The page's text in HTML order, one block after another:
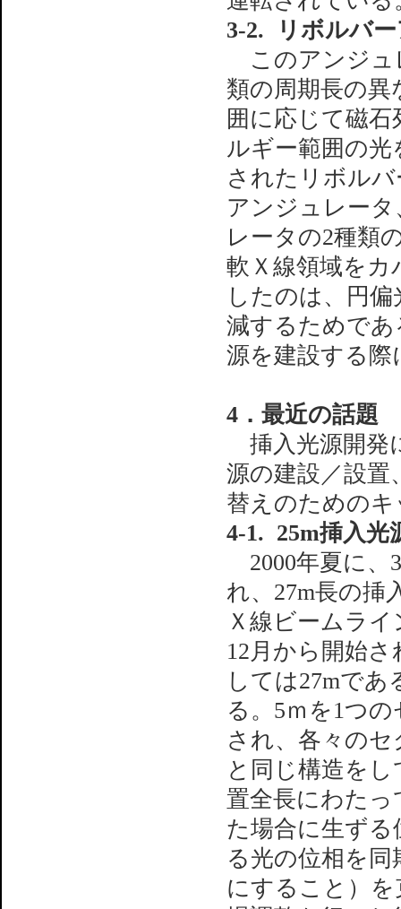
3-2. リボルバ
このアンジュ
類の周期長の
囲に応じて磁
ルギー範囲の
されたリボル
アンジュレー
レータの2種類
軟Ｘ線領域を
したのは、円
減するためであ
源を建設する際
4．最近の話題
挿入光源開発
源の建設／設置
替えのための
4-1. 25m挿入光
2000年夏に、
れ、27m長の挿
Ｘ線ビームラ
12月から開始
しては27mで
る。5ｍを1つ
され、各々の
と同じ構造を
置全長にわた
た場合に生ず
る光の位相を同
にすること）